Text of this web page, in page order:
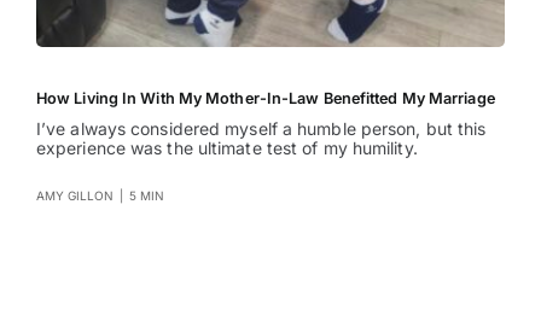
How Living In With My Mother-In-Law Benefitted My Marriage
I’ve always considered myself a humble person, but this
experience was the ultimate test of my humility.
AMY GILLON 5 MIN